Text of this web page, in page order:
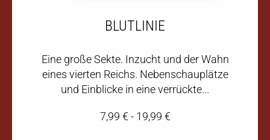
BLUTLINIE
Eine große Sekte. Inzucht und der Wahn
eines vierten Reichs. Nebenschauplätze
und Einblicke in eine verrückte...
7,99 €- 19,99 €